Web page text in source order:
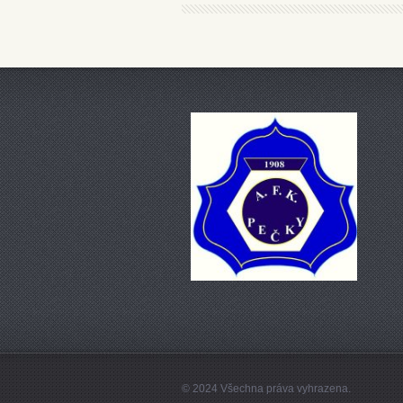
© 2024 Všechna práva vyhrazena.